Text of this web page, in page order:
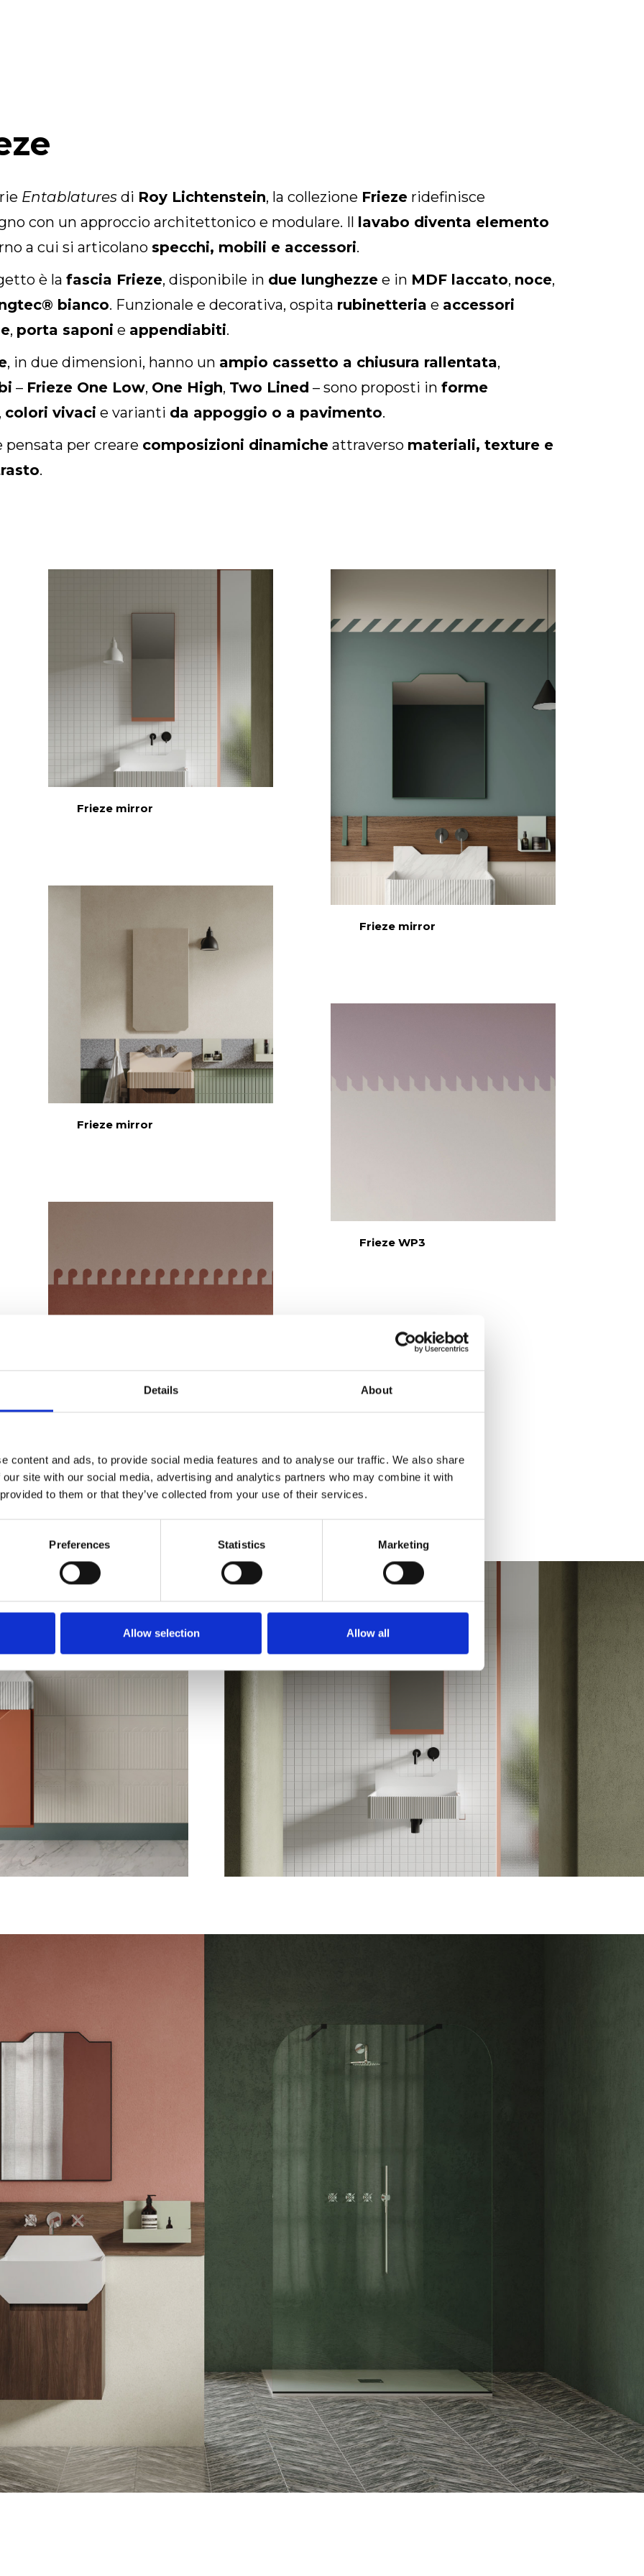
Details About
content and ads, to provide social media features and to analyse our traffic. We also share
site with our social media, advertising and analytics partners who may combine it with
to them or that they’ve collected from your use of their services.
Preferences Statistics Marketing
Allow selection Allow all
Entablatures di Roy Lichtenstein, la collezione Frieze ridefinisce
con un approccio architettonico e modulare. Il lavabo diventa elemento
a cui si articolano specchi, mobili e accessori.
è lafascia Frieze, disponibile in due lunghezze e in MDF laccato, noce,
bianco. Funzionale e decorativa, ospita rubinetteria e accessori
, porta saponi e appendiabiti.
, in due dimensioni, hanno un ampio cassetto a chiusura rallentata,
– Frieze One Low, One High, Two Lined – sono proposti informe
colori vivaci e varianti da appoggio o a pavimento.
pensata per creare composizioni dinamiche attraverso materiali, texture e
.
Frieze mirror
Frieze mirror
Frieze mirror
Frieze WP3